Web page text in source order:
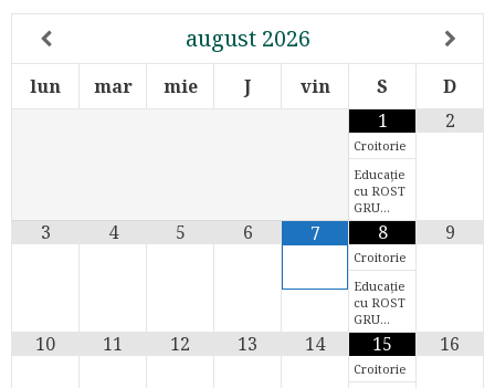
august 2026
lun mar mie J vin S
D
1
Croitorie
Educație
cu ROST
GRU…
2
3 4 5 6 7 8
Croitorie
Educație
cu ROST
GRU…
9
10 11 12 13 14 15
Croitorie
16